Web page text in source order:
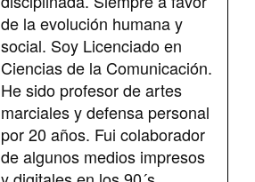
de la evolución humana y
social. Soy Licenciado en
Ciencias de la Comunicación.
He sido profesor de artes
marciales y defensa personal
por 20 años. Fui colaborador
de algunos medios impresos